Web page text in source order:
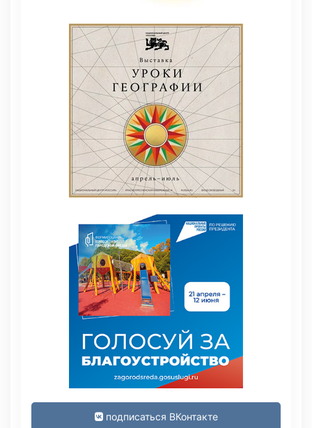
подписаться ВКонтакте